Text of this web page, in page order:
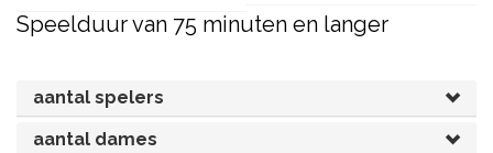
OVERIG (30'-75')
UITGELICHT!
KORT (-30')
OVERIG (30'-75')
UITGELICHT!
AVONDVULLEND (+75')
OVERIG (30'-75')
SENIORENTONEEL
KORT (-30')
SPEKTAKELSTUKKEN
JUBILEUMSTUK
OVERIG
Speelduur van 75 minuten en langer
aantal spelers
aantal dames